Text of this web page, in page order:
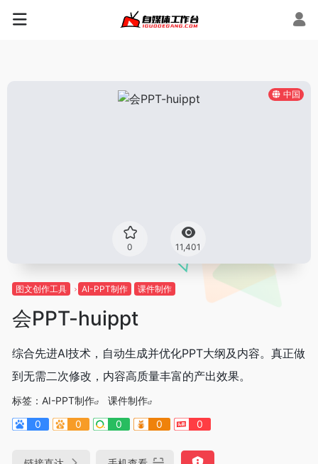
中国
0 11,401
图文创作工具 AI-PPT制作 课件制作
会PPT-huippt
综合先进AI技术，自动生成并优化PPT大纲及内容。真正做
到无需二次修改，内容高质量丰富的产出效果。
标签： AI-PPT制作
课件制作
0
0 0 0 0